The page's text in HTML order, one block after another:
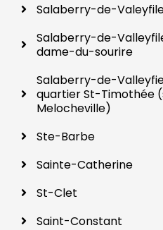
Salaberry-de-
Salaberry-de-
dame-du-sourire
Salaberry-de-
quartier St-Timothée
Melocheville)
Ste-Barbe
Sainte-Catherine
St-Clet
Saint-Constant